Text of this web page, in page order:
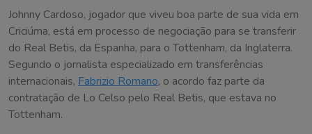
Johnny Cardoso, jogador que viveu boa parte de sua vida em
Criciúma, está em processo de negociação para se transferir
do Real Betis, da Espanha, para o Tottenham, da Inglaterra.
Segundo o jornalista especializado em transferências
internacionais, Fabrizio Romano, o acordo faz parte da
contratação de Lo Celso pelo Real Betis, que estava no
Tottenham.